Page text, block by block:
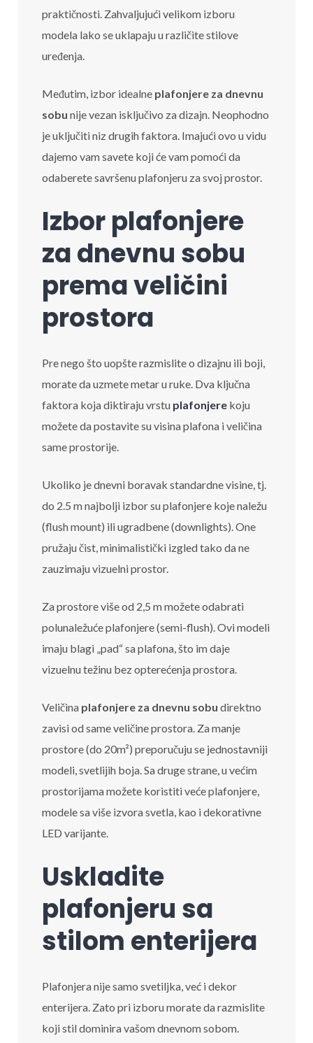
praktičnosti. Zahvaljujući velikom izboru
modela lako se uklapaju u različite stilove
uređenja.
Međutim, izbor idealne plafonjere za dnevnu
sobu nije vezan isključivo za dizajn. Neophodno
je uključiti niz drugih faktora. Imajući ovo u vidu
dajemo vam savete koji će vam pomoći da
odaberete savršenu plafonjeru za svoj prostor.
Izbor plafonjere
za dnevnu sobu
prema veličini
prostora
Pre nego što uopšte razmislite o dizajnu ili boji,
morate da uzmete metar u ruke. Dva ključna
faktora koja diktiraju vrstu plafonjere koju
možete da postavite su visina plafona i veličina
same prostorije.
Ukoliko je dnevni boravak standardne visine, tj.
do 2.5 m najbolji izbor su plafonjere koje naležu
(flush mount) ili ugradbene (downlights). One
pružaju čist, minimalistički izgled tako da ne
zauzimaju vizuelni prostor.
Za prostore više od 2,5 m možete odabrati
polunaležuće plafonjere (semi-flush). Ovi modeli
imaju blagi „pad“ sa plafona, što im daje
vizuelnu težinu bez opterećenja prostora.
Veličina plafonjere za dnevnu sobu direktno
zavisi od same veličine prostora. Za manje
prostore (do 20m²) preporučuju se jednostavniji
modeli, svetlijih boja. Sa druge strane, u većim
prostorijama možete koristiti veće plafonjere,
modele sa više izvora svetla, kao i dekorativne
LED varijante.
Uskladite
plafonjeru sa
stilom enterijera
Plafonjera nije samo svetiljka, već i dekor
enterijera. Zato pri izboru morate da razmislite
koji stil dominira vašom dnevnom sobom.